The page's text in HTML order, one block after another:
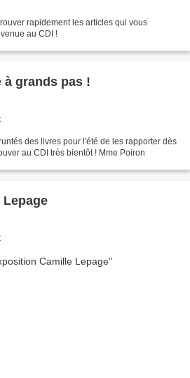
rapidement les articles qui vous
au CDI !
à grands pas !
des livres pour l'été de les rapporter dès
au CDI très bientôt ! Mme Poiron